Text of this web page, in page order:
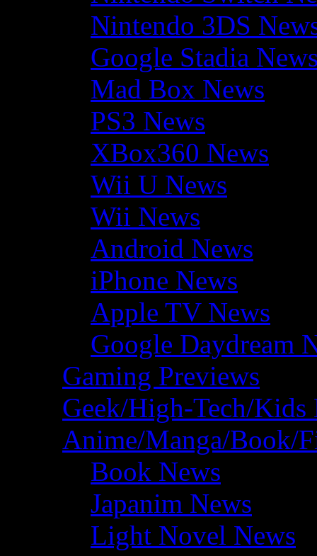
Nintendo 3DS
Google Stadia
Mad Box News
PS3 News
XBox360 News
Wii U News
Wii News
Android News
iPhone News
Apple TV News
Google Daydream
Gaming Previews
Geek/High-Tech/Kids
Anime/Manga/Book/
Book News
Japanim News
Light Novel News